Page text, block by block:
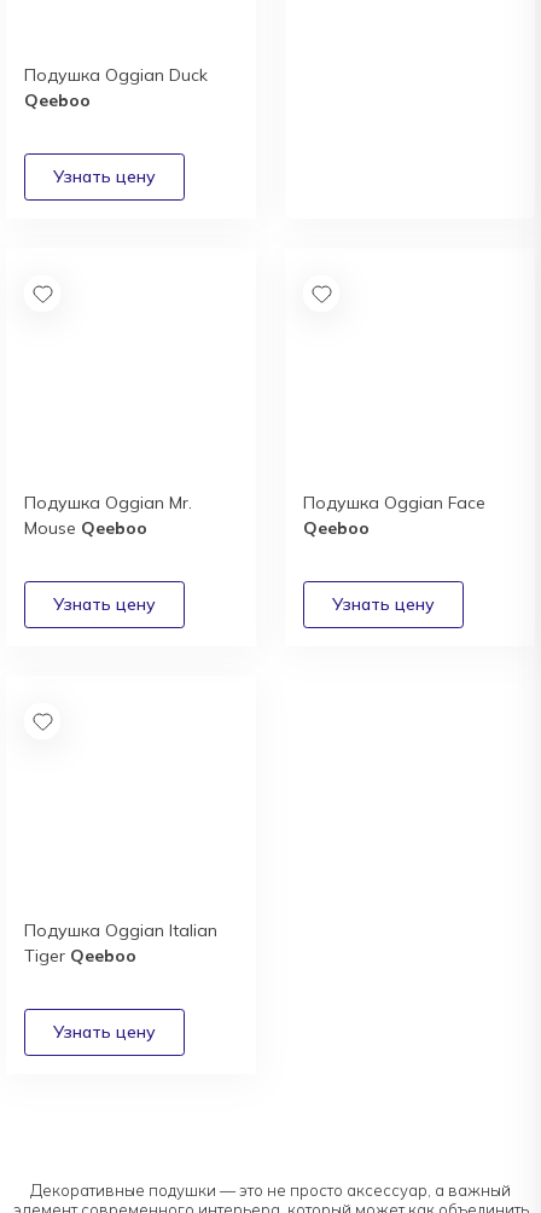
Подушка Oggian Duck
Qeeboo
Подушка Oggian Mr.
Mouse Qeeboo
Подушка Oggian Face
Qeeboo
Подушка Oggian Italian
Tiger Qeeboo
Декоративные подушки — это не просто аксессуар, а важный